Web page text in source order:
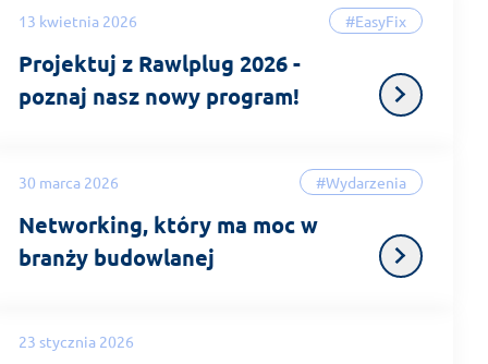
13 kwietnia 2026 #EasyFix
Projektuj z Rawlplug 2026 -
poznaj nasz nowy program!
30 marca 2026 #Wydarzenia
Networking, który ma moc w
branży budowlanej
23 stycznia 2026